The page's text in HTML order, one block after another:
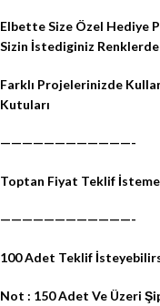
Elbette Size Özel Hediye
Sizin İstediginiz
Farklı Projelerinizde
Kutuları
————————————-
Toptan Fiyat Teklif
————————————-
100 Adet Teklif
Not : 150 Adet Ve Üzeri